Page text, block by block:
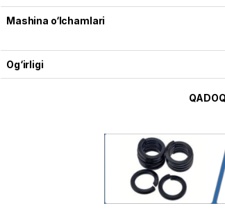
Mashina o‘lchamlari
Og‘irligi